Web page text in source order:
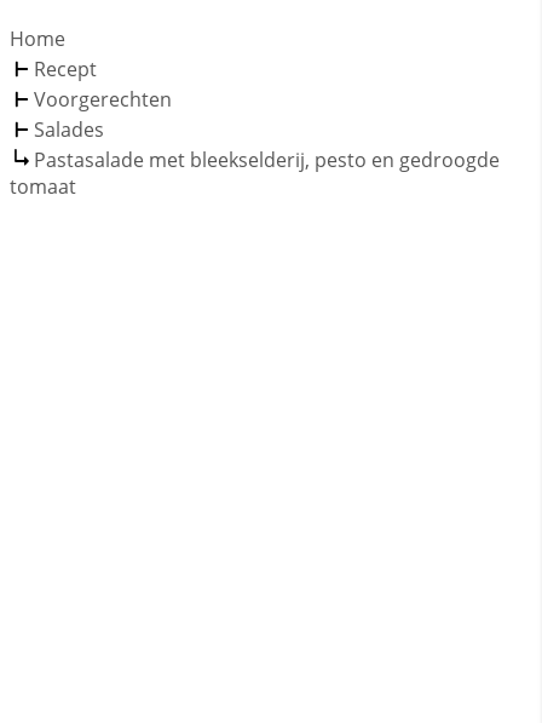
Home
Recept
Voorgerechten
Salades
Pastasalade met bleekselderij, pesto en gedroogde
tomaat